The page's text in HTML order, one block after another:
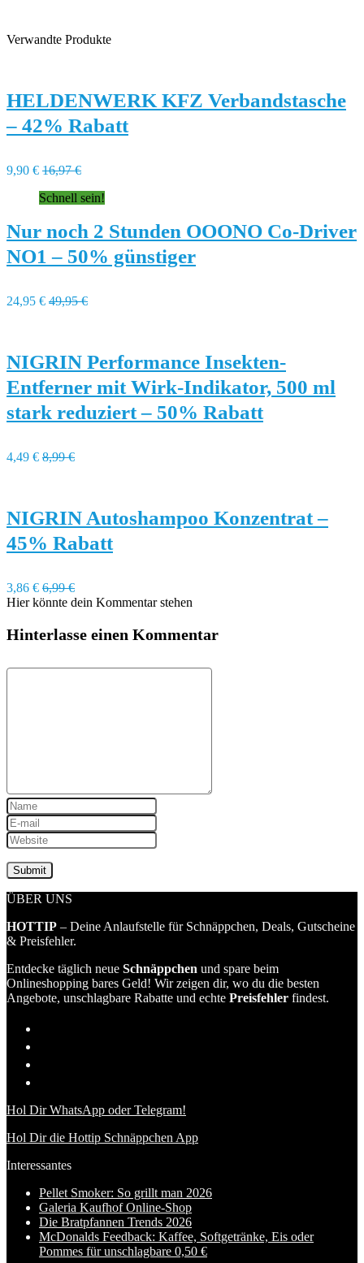
Verwandte Produkte
HELDENWERK KFZ Verbandstasche
– 42% Rabatt
9,90 € 16,97 €
Schnell sein!
Nur noch 2 Stunden OOONO Co-Driver
NO1 – 50% günstiger
24,95 € 49,95 €
NIGRIN Performance Insekten-
Entferner mit Wirk-Indikator, 500 ml
stark reduziert – 50% Rabatt
4,49 € 8,99 €
NIGRIN Autoshampoo Konzentrat –
45% Rabatt
3,86 € 6,99 €
Hier könnte dein Kommentar stehen
Hinterlasse einen Kommentar
ÜBER UNS
HOTTIP – Deine Anlaufstelle für Schnäppchen, Deals, Gutscheine
& Preisfehler.
Entdecke täglich neue Schnäppchen und spare beim
Onlineshopping bares Geld! Wir zeigen dir, wo du die besten
Angebote, unschlagbare Rabatte und echte Preisfehler findest.
Hol Dir WhatsApp oder Telegram!
Hol Dir die Hottip Schnäppchen App
Interessantes
Pellet Smoker: So grillt man 2026
Galeria Kaufhof Online-Shop
Die Bratpfannen Trends 2026
McDonalds Feedback: Kaffee, Softgetränke, Eis oder
Pommes für unschlagbare 0,50 €